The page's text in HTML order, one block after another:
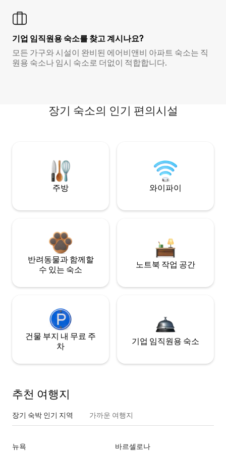
기업 임직원용 숙소를 찾고 계시나요?
모든 가구와 시설이 완비된 에어비앤비 아파트 숙소는 직
원용 숙소나 임시 숙소로 더없이 적합합니다.
장기 숙소의 인기 편의시설
주방 와이파이
반려동물과 함께할
수 있는 숙소
노트북 작업 공간
건물 부지 내 무료 주
차
기업 임직원용 숙소
추천 여행지
장기 숙박 인기 지역 가까운 여행지
뉴욕
바르셀로나